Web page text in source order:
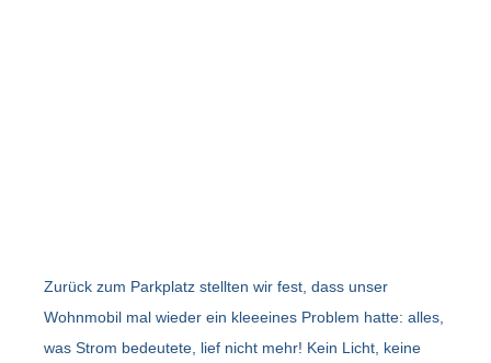
Zurück zum Parkplatz stellten wir fest, dass unser
Wohnmobil mal wieder ein kleeeines Problem hatte: alles,
was Strom bedeutete, lief nicht mehr! Kein Licht, keine